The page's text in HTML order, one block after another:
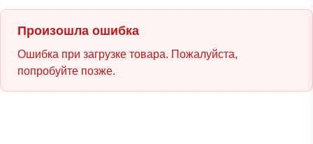
Произошла ошибка
Ошибка при загрузке товара. Пожалуйста,
попробуйте позже.